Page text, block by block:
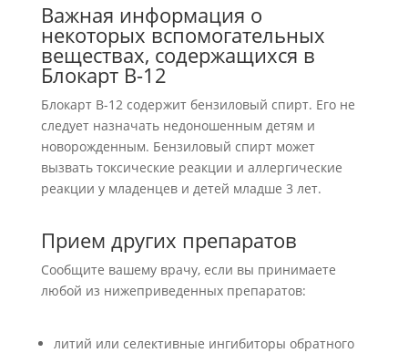
Важная информация о
некоторых вспомогательных
веществах, содержащихся в
Блокарт В-12
Блокарт В-12 содержит бензиловый спирт. Его не
следует назначать недоношенным детям и
новорожденным. Бензиловый спирт может
вызвать токсические реакции и аллергические
реакции у младенцев и детей младше 3 лет.
Прием других препаратов
Сообщите вашему врачу, если вы принимаете
любой из нижеприведенных препаратов:
литий или селективные ингибиторы обратного